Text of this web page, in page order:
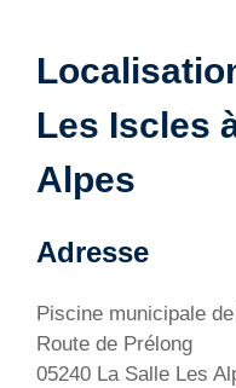
Les Iscles
Alpes
Adresse
Piscine municipale
Route de Prélong
05240 La Salle Les